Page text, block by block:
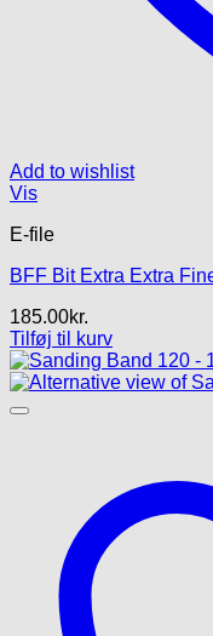
Add to wishlist
Vis
E-file
BFF Bit Extra Extra
185.00kr.
Tilføj til kurv